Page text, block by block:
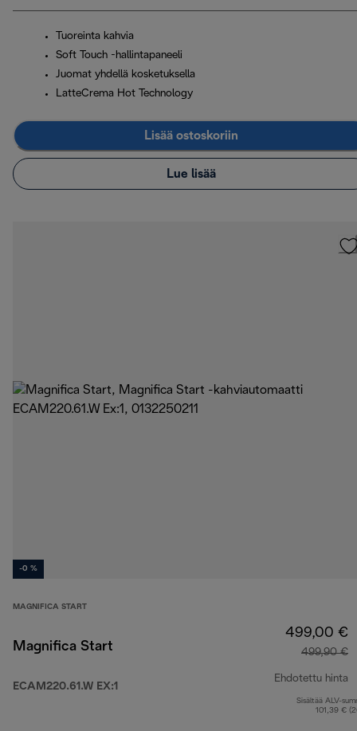
Tuoreinta kahvia
Soft Touch -hallintapaneeli
Juomat yhdellä kosketuksella
LatteCrema Hot Technology
Lisää ostoskoriin
Lue lisää
-0 %
MAGNIFICA START
Magnifica Start
ECAM220.61.W EX:1
499,00 €
499,90 €
Ehdotettu hinta
Sisältää ALV-
101,39 €